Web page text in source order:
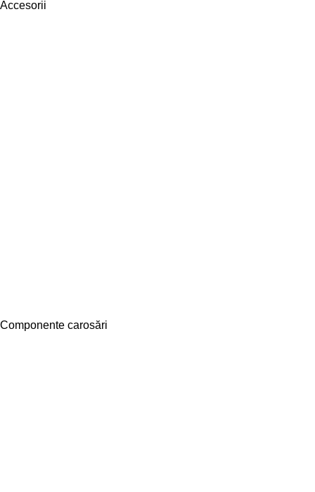
Accesorii
Componente carosări